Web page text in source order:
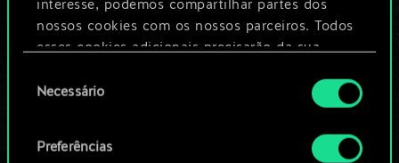
interesse, podemos compartilhar partes dos
nossos cookies com os nossos parceiros. Todos
esses cookies adicionais precisarão da sua
Você encontrará todos os detalhes sobre o uso
de cookies e poderá ajustar as suas preferências
no menu "Configurações" abaixo.
deNecessário
Preferências
um guia